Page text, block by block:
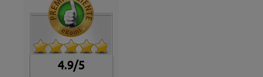
4.9/5